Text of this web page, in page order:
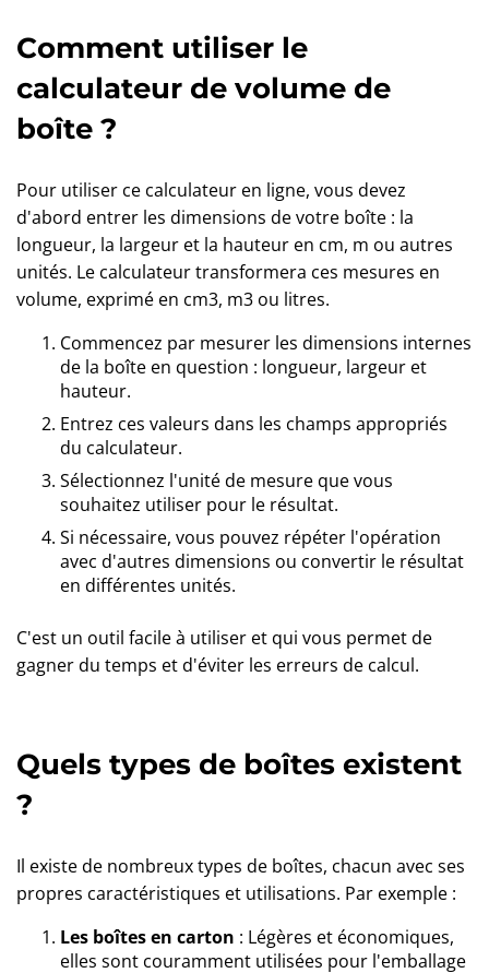
Comment utiliser le
calculateur de volume de
boîte ?
Pour utiliser ce calculateur en ligne, vous devez
d'abord entrer les dimensions de votre boîte : la
longueur, la largeur et la hauteur en cm, m ou autres
unités. Le calculateur transformera ces mesures en
volume, exprimé en cm3, m3 ou litres.
Commencez par mesurer les dimensions internes
de la boîte en question : longueur, largeur et
hauteur.
Entrez ces valeurs dans les champs appropriés
du calculateur.
Sélectionnez l'unité de mesure que vous
souhaitez utiliser pour le résultat.
Si nécessaire, vous pouvez répéter l'opération
avec d'autres dimensions ou convertir le résultat
en différentes unités.
C'est un outil facile à utiliser et qui vous permet de
gagner du temps et d'éviter les erreurs de calcul.
Quels types de boîtes existent
?
Il existe de nombreux types de boîtes, chacun avec ses
propres caractéristiques et utilisations. Par exemple :
Les boîtes en carton : Légères et économiques,
elles sont couramment utilisées pour l'emballage